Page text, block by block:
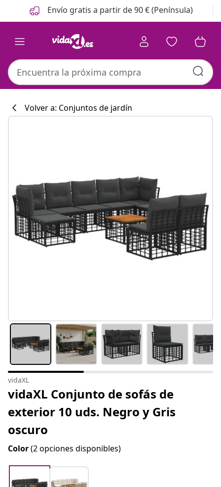
Anterior
Siguiente Envío gratis a partir de 90 € (Península)
#sharemevidaxl
Volver a: Conjuntos de jardín
vidaXL
vidaXL Conjunto de sofás de
exterior 10 uds. Negro y Gris
oscuro
Color(2 opciones disponibles)